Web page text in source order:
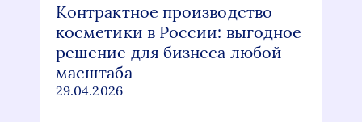
Контрактное производство
косметики в России: выгодное
решение для бизнеса любой
масштаба
29.04.2026